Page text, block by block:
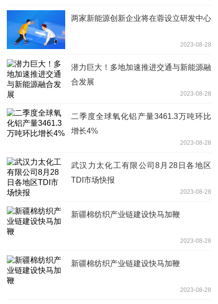
两家新能源创新企业将在蓉设立研发中心
2023-08-28
潜力巨大！多地加速推进交通与新能源融
合发展
2023-08-28
二季度全球氧化铝产量3461.3万吨环比
增长4%
2023-08-28
武汉力太化工有限公司8月28日各地区
TDI市场快报
2023-08-28
新疆棉纺织产业链建设快马加鞭
2023-08-28
新疆棉纺织产业链建设快马加鞭
2023-08-28